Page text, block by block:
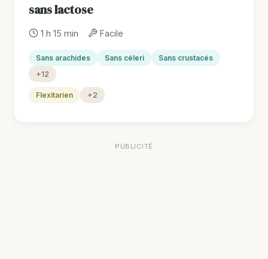
sans lactose
1 h 15 min Facile
Sans arachides Sans céleri
Sans crustacés
+12
Flexitarien +2
PUBLICITÉ